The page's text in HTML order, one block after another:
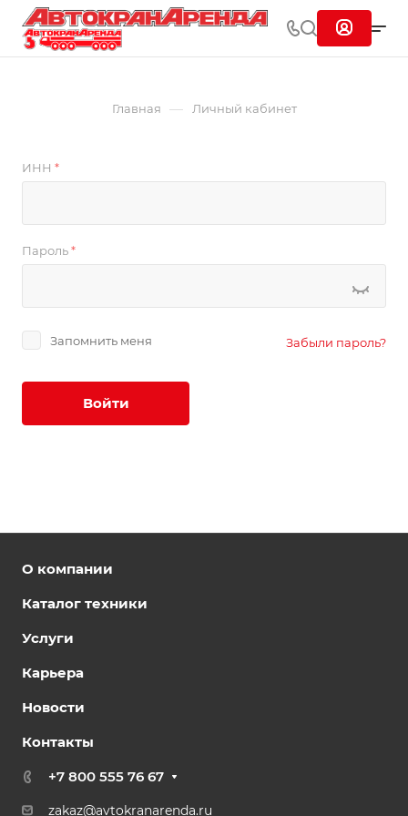
Главная — Личный кабинет
ИНН *
Пароль*
Запомнить меня Забыли пароль?
Войти
О компании
Каталог техники
Услуги
Карьера
Новости
Контакты
+7 800 555 76 67
zakaz@avtokranarenda.ru